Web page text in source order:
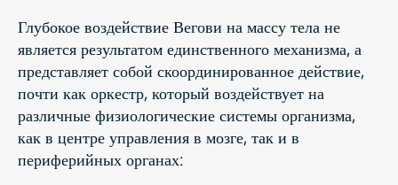
Глубокое воздействие Вегови на массу тела не
является результатом единственного механизма, а
представляет собой скоординированное действие,
почти как оркестр, который воздействует на
различные физиологические системы организма,
как в центре управления в мозге, так и в
периферийных органах: